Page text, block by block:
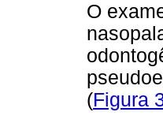
O
(Figura